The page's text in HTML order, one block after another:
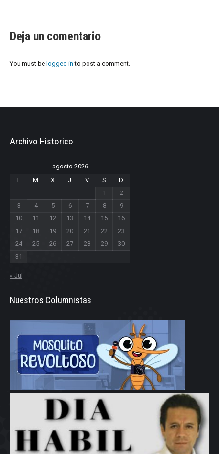
Deja un comentario
You must be logged in to post a comment.
Archivo Historico
agosto 2026
L
M X J V S
D
1
2
3
4 5 6 7 8
9
10
11 12 13 14 15
16
17
18 19 20 21 22
23
24
25 26 27 28 29
30
31
« Jul
Nuestros Columnistas